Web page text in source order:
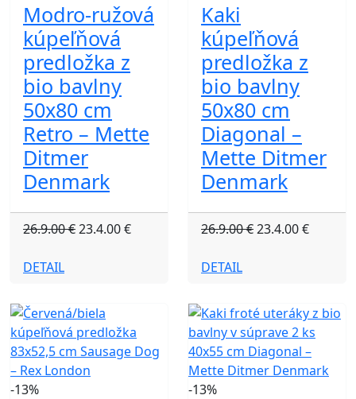
Modro-ružová
kúpeľňová
predložka z
bio bavlny
50x80 cm
Retro – Mette
Ditmer
Denmark
26.9.00 €23.4.00 €
DETAIL
Kaki
kúpeľňová
predložka z
bio bavlny
50x80 cm
Diagonal –
Mette Ditmer
Denmark
26.9.00 €23.4.00 €
DETAIL
-13% -13%